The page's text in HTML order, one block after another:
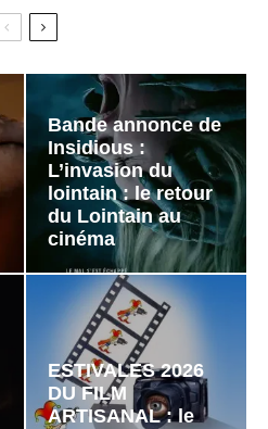
Bande annonce de
Insidious :
L’invasion du
lointain : le retour
du Lointain au
cinéma
ESTIVALES 2026
DU FILM
ARTISANAL : le